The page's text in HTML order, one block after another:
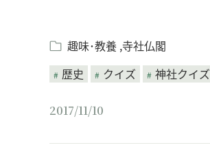
趣味･教養 寺社仏閣
歴史
クイズ 神社クイズ
2017/11/10